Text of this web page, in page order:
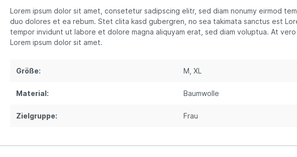
Lorem ipsum dolor sit amet, consetetur sadipscing elitr, sed diam nonumy eirmod
duo dolores et ea rebum. Stet clita kasd gubergren, no sea takimata sanctus est
tempor invidunt ut labore et dolore magna aliquyam erat, sed diam voluptua. At
Lorem ipsum dolor sit amet.
Größe: M , XL
Material: Baumwolle
Zielgruppe: Frau